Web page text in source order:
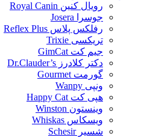
رویال کنین Royal Canin
جوسرا Josera
رفلکس پلاس Reflex Plus
تریکسی Trixie
جیم کت GimCat
دکتر کلادرز Dr.Clauder’s
گورمت Gourmet
ونپی Wanpy
هپی کت Happy Cat
وینستون Winston
ویسکاس Whiskas
شسیر Schesir